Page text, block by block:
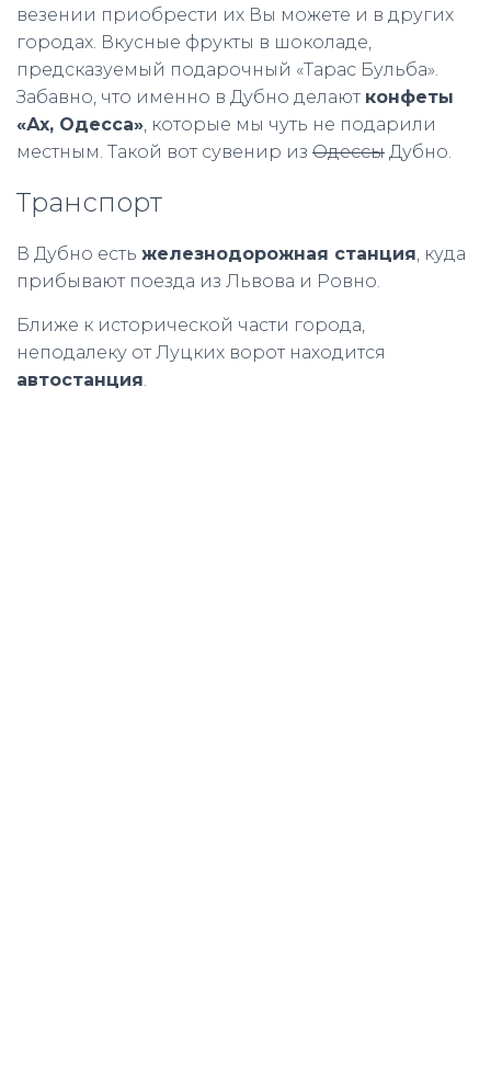
везении приобрести их Вы можете и в других
городах. Вкусные фрукты в шоколаде,
предсказуемый подарочный «Тарас Бульба».
Забавно, что именно в Дубно делают конфеты
«Ах, Одесса», которые мы чуть не подарили
местным. Такой вот сувенир из Одессы Дубно.
Транспорт
В Дубно есть железнодорожная станция, куда
прибывают поезда из Львова и Ровно.
Ближе к исторической части города,
неподалеку от Луцких ворот находится
автостанция.